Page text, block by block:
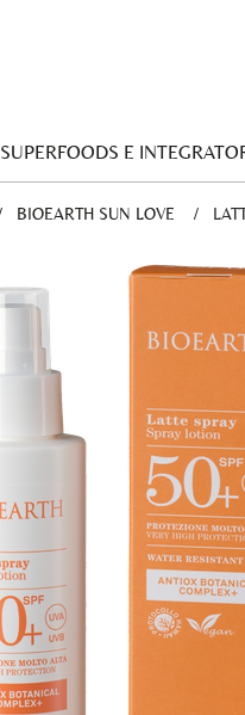
SUPERFOODS E
BIOEARTH SUN LOVE